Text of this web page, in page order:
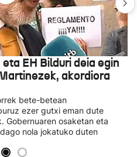
EH Bilduri deia egin
akordiora
bete-betean
ezer gutxi eman dute
Gobernuaren osaketan eta
nola jokatuko duten